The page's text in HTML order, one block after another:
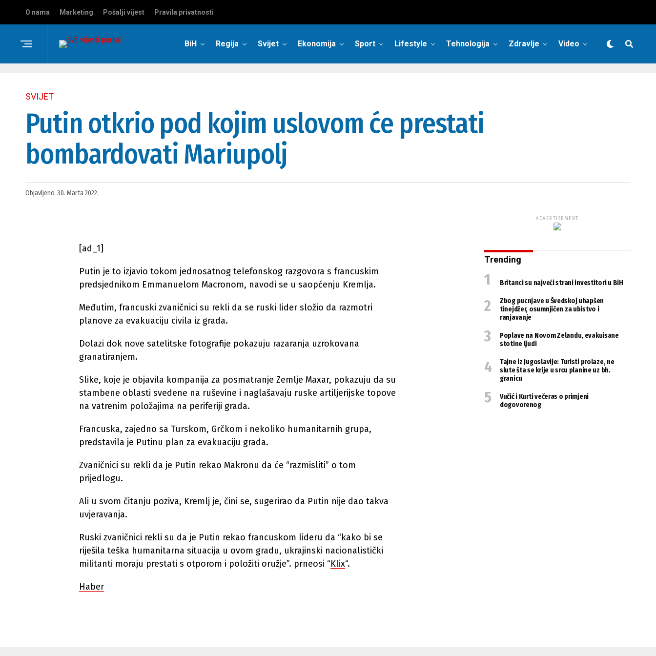
O nama Marketing Pošalji vijest Pravila privatnosti
BiH Regija Svijet Ekonomija Sport Lifestyle Tehnologija Zdravlje Video
SVIJET
Putin otkrio pod kojim uslovom će prestati
bombardovati Mariupolj
Objavljeno 30. Marta 2022.
[ad_1]
Putin je to izjavio tokom jednosatnog telefonskog razgovora s francuskim
predsjednikom Emmanuelom Macronom, navodi se u saopćenju Kremlja.
Međutim, francuski zvaničnici su rekli da se ruski lider složio da razmotri
planove za evakuaciju civila iz grada.
Dolazi dok nove satelitske fotografije pokazuju razaranja uzrokovana
granatiranjem.
Slike, koje je objavila kompanija za posmatranje Zemlje Maxar, pokazuju da su
stambene oblasti svedene na ruševine i naglašavaju ruske artiljerijske topove
na vatrenim položajima na periferiji grada.
Francuska, zajedno sa Turskom, Grčkom i nekoliko humanitarnih grupa,
predstavila je Putinu plan za evakuaciju grada.
Zvaničnici su rekli da je Putin rekao Makronu da će “razmisliti” o tom
prijedlogu.
Ali u svom čitanju poziva, Kremlj je, čini se, sugerirao da Putin nije dao takva
uvjeravanja.
Ruski zvaničnici rekli su da je Putin rekao francuskom lideru da “kako bi se
riješila teška humanitarna situacija u ovom gradu, ukrajinski nacionalistički
militanti moraju prestati s otporom i položiti oružje”. prneosi “Klix“.
Haber
ADVERTISEMENT
Trending
Britanci su najveći strani investitori u BiH
Zbog pucnjave u Švedskoj uhapšen
tinejdžer, osumnjičen za ubistvo i
ranjavanje
Poplave na Novom Zelandu, evakuisane
stotine ljudi
Tajne iz Jugoslavije: Turisti prolaze, ne
slute šta se krije u srcu planine uz bh.
granicu
Vučić i Kurti večeras o primjeni
dogovorenog